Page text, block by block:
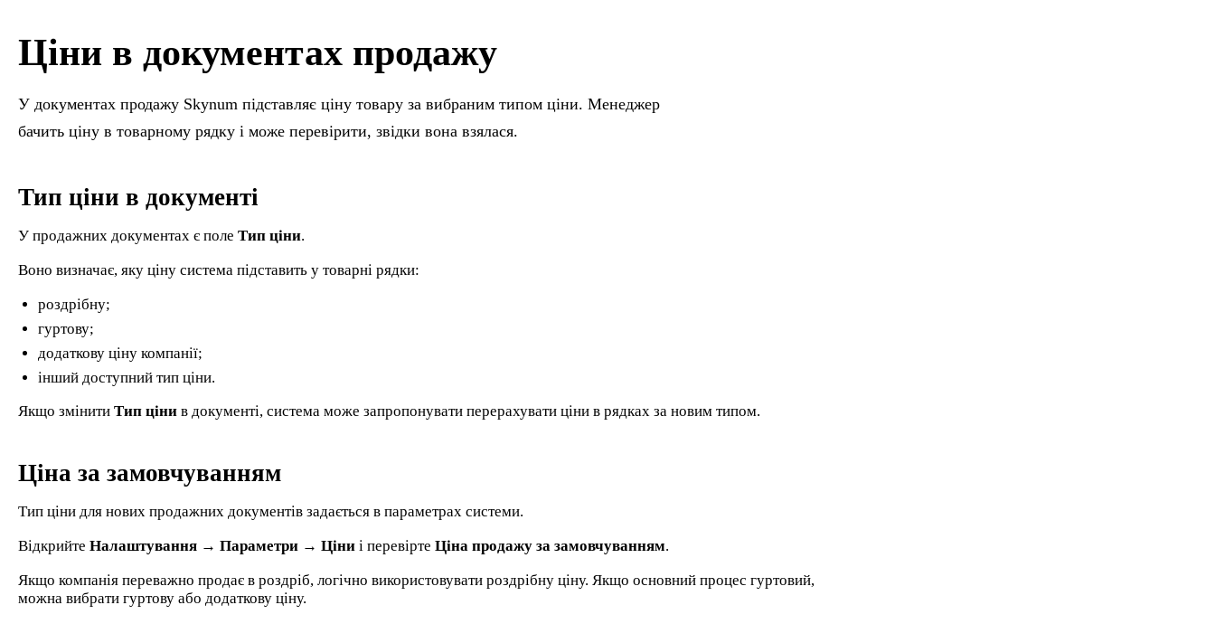
Ціни в документах продажу
У документах продажу Skynum підставляє ціну товару за вибраним типом ціни. Менеджер
бачить ціну в товарному рядку і може перевірити, звідки вона взялася.
Тип ціни в документі
У продажних документах є поле Тип ціни.
Воно визначає, яку ціну система підставить у товарні рядки:
роздрібну;
гуртову;
додаткову ціну компанії;
інший доступний тип ціни.
Якщо змінити Тип ціни в документі, система може запропонувати перерахувати ціни в рядках за новим типом.
Ціна за замовчуванням
Тип ціни для нових продажних документів задається в параметрах системи.
Відкрийте Налаштування → Параметри → Ціни і перевірте Ціна продажу за замовчуванням.
Якщо компанія переважно продає в роздріб, логічно використовувати роздрібну ціну. Якщо основний процес гуртовий,
можна вибрати гуртову або додаткову ціну.